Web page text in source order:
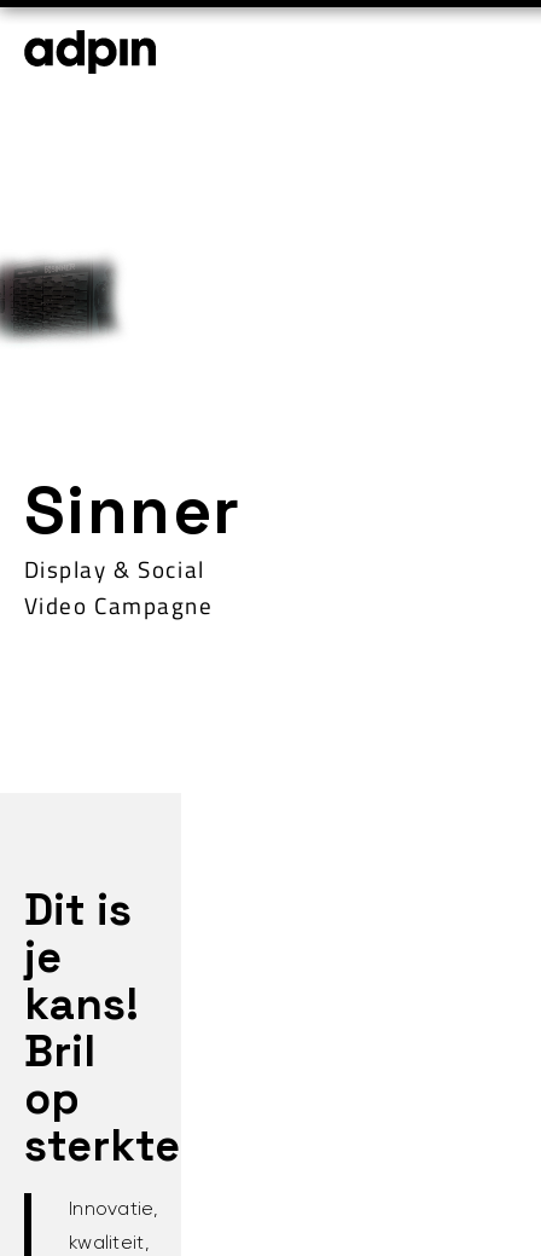
Sinner
Display & Social
Video Campagne
Dit is
je
kans!
Bril
op
sterkte
Innovatie,
kwaliteit,